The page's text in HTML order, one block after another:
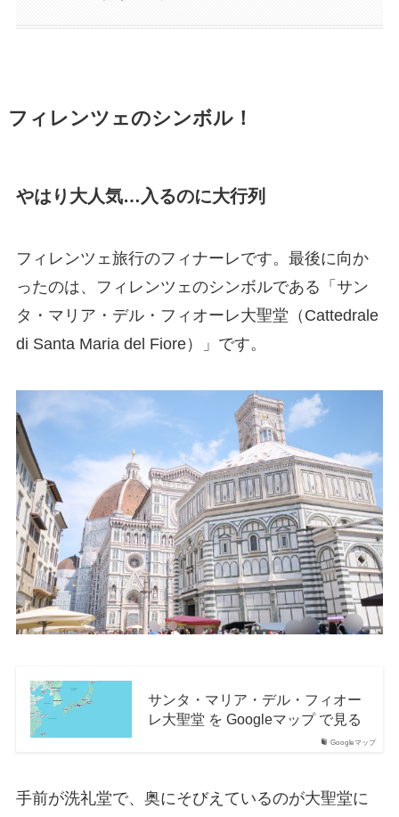
フィレンツェのシンボル！
やはり大人気…入るのに大行列
フィレンツェ旅行のフィナーレです。最後に向か
ったのは、フィレンツェのシンボルである「サン
タ・マリア・デル・フィオーレ大聖堂（Cattedrale
di Santa Maria del Fiore）」です。
Googleマップ
サンタ・マリア・デル・フィオー
レ大聖堂 を Googleマップ で見る
手前が洗礼堂で、奥にそびえているのが大聖堂に